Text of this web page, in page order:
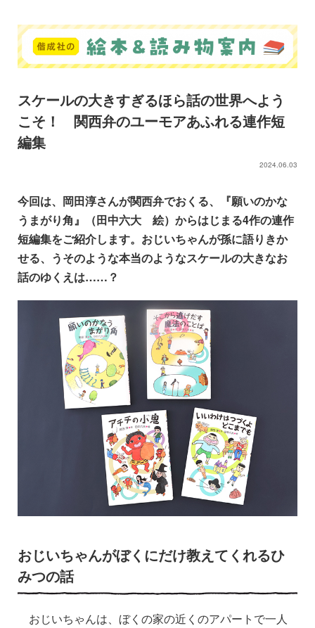
スケールの大きすぎるほら話の世界へよう
こそ！ 関西弁のユーモアあふれる連作短
編集
2024.06.03
今回は、岡田淳さんが関西弁でおくる、『願いのかな
うまがり角』（田中六大 絵）からはじまる4作の連作
短編集をご紹介します。おじいちゃんが孫に語りきか
せる、うそのような本当のようなスケールの大きなお
話のゆくえは……？
おじいちゃんがぼくにだけ教えてくれるひ
みつの話
おじいちゃんは、ぼくの家の近くのアパートで一人